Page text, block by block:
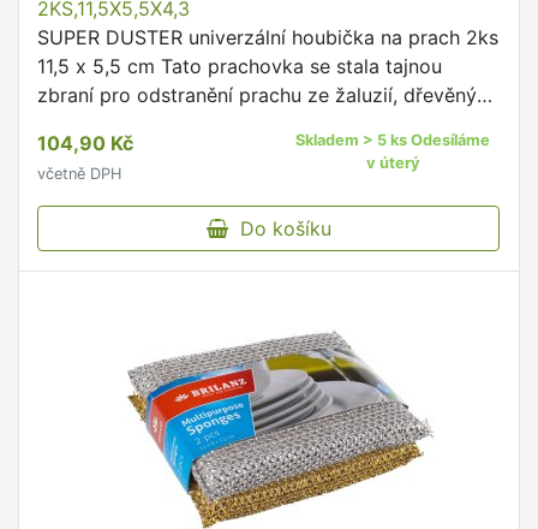
2KS,11,5X5,5X4,3
SUPER DUSTER univerzální houbička na prach 2ks
11,5 x 5,5 cm Tato prachovka se stala tajnou
zbraní pro odstranění prachu ze žaluzií, dřevěných
…
104,90 Kč
včetně DPH
Skladem > 5 ks Odesíláme
v úterý
Do košíku